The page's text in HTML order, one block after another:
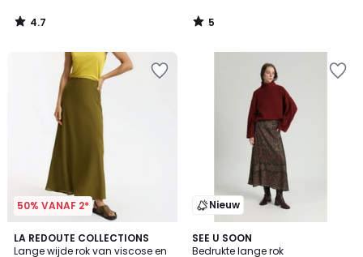
4.7
/
5
/
50% VANAF 2*
LA REDOUTE COLLECTIONS
Lange wijde rok van viscose en
5
/
Nieuw
SEE U SOON
Bedrukte lange rok